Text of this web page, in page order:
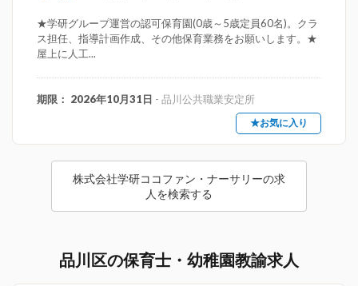
★学研グループ運営の認可保育園(0歳～5歳定員60名)。クラ
ス担任、指導計画作成、その他保育業務をお願いします。★
屋上に人工...
期限： 2026年10月31日 - 品川公共職業安定所
★お気に入り
株式会社学研ココファン・ナーサリーの求
人を検索する
品川区の保育士・幼稚園教諭求人